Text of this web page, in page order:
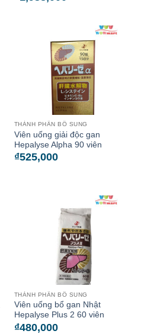
THÀNH PHẦN BỔ SUNG
Viên uống giải độc gan
Hepalyse Alpha 90 viên
₫525,000
THÀNH PHẦN BỔ SUNG
Viên uống bổ gan Nhật
Hepalyse Plus 2 60 viên
₫480,000